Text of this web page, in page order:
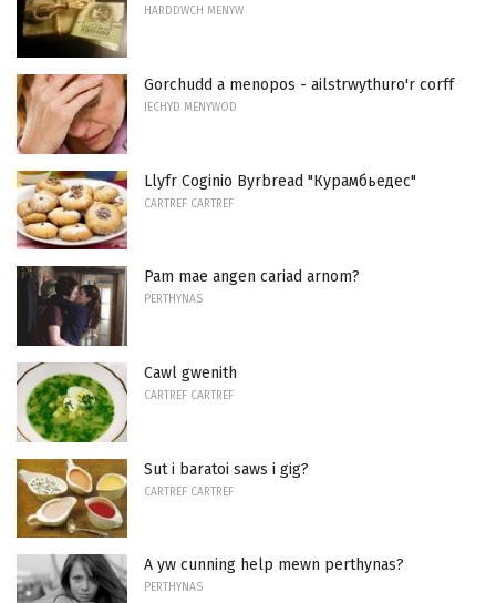
HARDDWCH MENYW
Gorchudd a menopos - ailstrwythuro'r corff
IECHYD MENYWOD
Llyfr Coginio Byrbread "Курамбьедес"
CARTREF CARTREF
Pam mae angen cariad arnom?
PERTHYNAS
Cawl gwenith
CARTREF CARTREF
Sut i baratoi saws i gig?
CARTREF CARTREF
A yw cunning help mewn perthynas?
PERTHYNAS